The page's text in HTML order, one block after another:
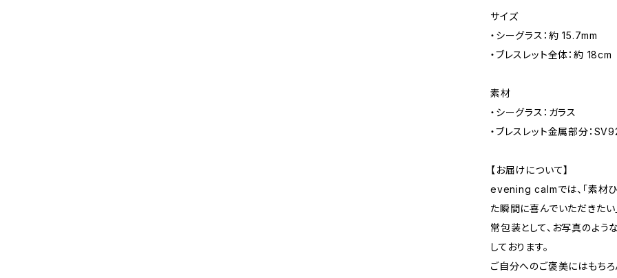
サイズ
・シーグラス：約 15.7mm
・ブレスレット全体：約 18cm
素材
・シーグラス：ガラス
・ブレスレット金属部分：
【お届けについて】
evening calmでは、「素材ひ
た瞬間に喜んでいただきたい
常包装として、お写真のよ
しております。
ご自分へのご褒美にはもちろ